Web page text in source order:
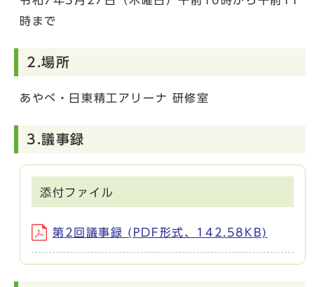
時まで
2.場所
あやべ・日東精工アリーナ 研修室
3.議事録
添付ファイル
第2回議事録 (PDF形式、142.58KB)